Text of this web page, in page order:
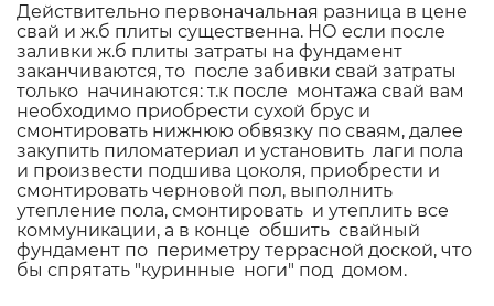
Действительно первоначальная разница в цене
свай и ж.б плиты существенна. НО если после
заливки ж.б плиты затраты на фундамент
заканчиваются, то после забивки свай затраты
только начинаются: т.к после монтажа свай вам
необходимо приобрести сухой брус и
смонтировать нижнюю обвязку по сваям, далее
закупить пиломатериал и установить лаги пола
и произвести подшива цоколя, приобрести и
смонтировать черновой пол, выполнить
утепление пола, смонтировать и утеплить все
коммуникации, а в конце обшить свайный
фундамент по периметру террасной доской, что
бы спрятать "куринные ноги" под домом.